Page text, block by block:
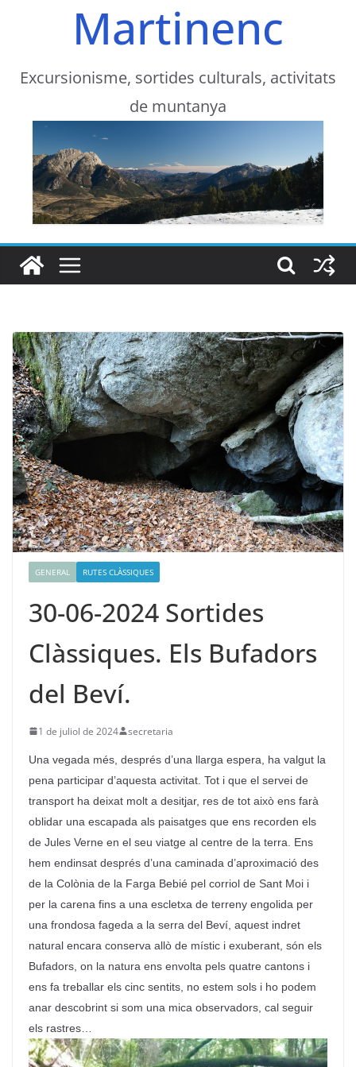
Martinenc
Excursionisme, sortides culturals, activitats
de muntanya
GENERAL RUTES CLÀSSIQUES
30-06-2024 Sortides
Clàssiques. Els Bufadors
del Beví.
1 de juliol de 2024 secretaria
Una vegada més, després d’una llarga espera, ha valgut la
pena participar d’aquesta activitat. Tot i que el servei de
transport ha deixat molt a desitjar, res de tot això ens farà
oblidar una escapada als paisatges que ens recorden els
de Jules Verne en el seu viatge al centre de la terra. Ens
hem endinsat després d’una caminada d’aproximació des
de la Colònia de la Farga Bebié pel corriol de Sant Moi i
per la carena fins a una escletxa de terreny engolida per
una frondosa fageda a la serra del Beví , aquest indret
natural encara conserva allò de místic i exuberant, són els
Bufadors, on la natura ens envolta pels quatre cantons i
ens fa treballar els cinc sentits, no estem sols i ho podem
anar descobrint si som una mica observadors, cal seguir
els rastres…